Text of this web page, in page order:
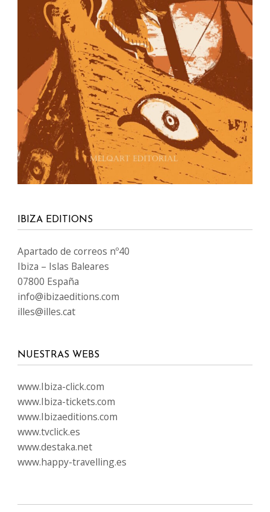
IBIZA EDITIONS
Apartado de correos nº40
Ibiza – Islas Baleares
07800 España
info@ibizaeditions.com
illes@illes.cat
NUESTRAS WEBS
www.Ibiza-click.com
www.Ibiza-tickets.com
www.Ibizaeditions.com
www.tvclick.es
www.destaka.net
www.happy-travelling.es